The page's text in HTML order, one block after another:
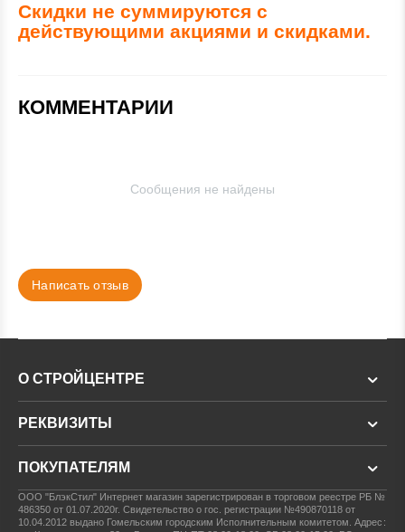
Скидки не суммируются с
действующими акциями и скидками.
КОММЕНТАРИИ
Сообщения не найдены
Написать отзыв
О СТРОЙЦЕНТРЕ
РЕКВИЗИТЫ
ПОКУПАТЕЛЯМ
ООО "БлэкСтил" Интернет магазин зарегистрирован в торговом реестре РБ №
486350 от 01.07.2020г.Свидетельство о гос. регистрации №490870118 от
10.04.2012 выдано Гомельским городским Исполнительным комитетом.Адрес: